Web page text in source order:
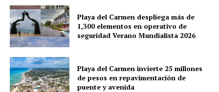
Quintana Roo
Cancún
Chetumal
Playa del Carmen
Puerto Morelos
Playa del Carmen despliega más de
1,300 elementos en operativo de
seguridad Verano Mundialista 2026
Playa del Carmen invierte 25 millones
de pesos en repavimentación de
puente y avenida